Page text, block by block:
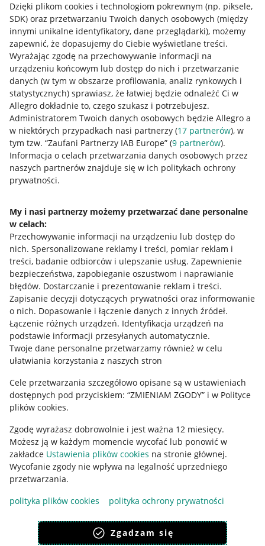
Dzięki plikom cookies i technologiom pokrewnym (np. piksele,
SDK) oraz przetwarzaniu Twoich danych osobowych (między
innymi unikalne identyfikatory, dane przeglądarki), możemy
zapewnić, że dopasujemy do Ciebie wyświetlane treści.
Wyrażając zgodę na przechowywanie informacji na
urządzeniu końcowym lub dostęp do nich i przetwarzanie
danych (w tym w obszarze profilowania, analiz rynkowych i
statystycznych) sprawiasz, że łatwiej będzie odnaleźć Ci w
Allegro dokładnie to, czego szukasz i potrzebujesz.
Administratorem Twoich danych osobowych będzie Allegro a
w niektórych przypadkach nasi partnerzy (17 partnerów), w
tym tzw. “Zaufani Partnerzy IAB Europe” (9 partnerów).
Informacja o celach przetwarzania danych osobowych przez
naszych partnerów znajduje się w ich politykach ochrony
prywatności.
My i nasi partnerzy możemy przetwarzać dane personalne
w celach:
Przechowywanie informacji na urządzeniu lub dostęp do
nich. Spersonalizowane reklamy i treści, pomiar reklam i
treści, badanie odbiorców i ulepszanie usług. Zapewnienie
bezpieczeństwa, zapobieganie oszustwom i naprawianie
błędów. Dostarczanie i prezentowanie reklam i treści.
Zapisanie decyzji dotyczących prywatności oraz informowanie
o nich. Dopasowanie i łączenie danych z innych źródeł.
Łączenie różnych urządzeń. Identyfikacja urządzeń na
podstawie informacji przesyłanych automatycznie.
Twoje dane personalne przetwarzamy również w celu
ułatwiania korzystania z naszych stron
Cele przetwarzania szczegółowo opisane są w ustawieniach
dostępnych pod przyciskiem: “ZMIENIAM ZGODY” i w Polityce
plików cookies.
Zgodę wyrażasz dobrowolnie i jest ważna 12 miesięcy.
Możesz ją w każdym momencie wycofać lub ponowić w
zakładce Ustawienia plików cookies na stronie głównej.
Wycofanie zgody nie wpływa na legalność uprzedniego
przetwarzania.
polityka plików cookies
polityka ochrony prywatności
Zgadzam się
Nawigacja
Przydatne informacje
Jak to działa
Allegro Gadane dla sprzedających
Allegro Gadane dla kupujących
Mapa miejscowości
Informacje prawne
Regulamin
Polityka plików "cookies"
Ustawienia plików "cookies"
Udostępnianie lokalizacji
Informacje dla Aktu o Usługach Cyfrowych
Pobierz aplikację